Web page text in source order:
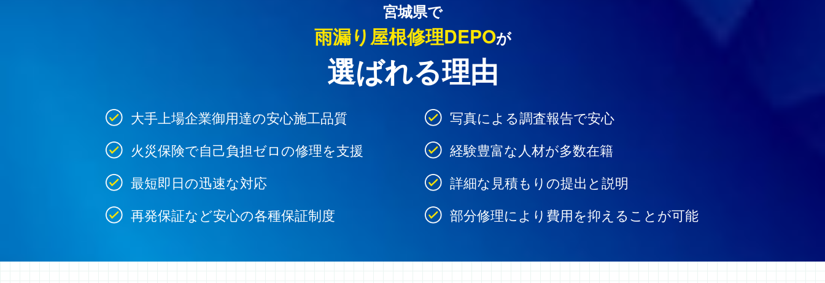
宮城県で
雨漏り屋根修理DEPOが
選ばれる理由
大手上場企業御用達の安心施工品質
写真による調査報告で安心
火災保険で自己負担ゼロの修理を支援
経験豊富な人材が多数在籍
最短即日の迅速な対応
詳細な見積もりの提出と説明
再発保証など安心の各種保証制度
部分修理により費用を抑えることが可能